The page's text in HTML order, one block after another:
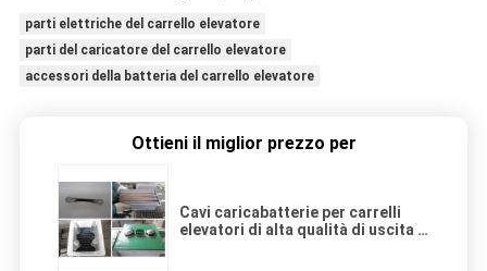
parti elettriche del carrello elevatore
parti del caricatore del carrello elevatore
accessori della batteria del carrello elevatore
Ottieni il miglior prezzo per
Cavi caricabatterie per carrelli
elevatori di alta qualità di uscita /